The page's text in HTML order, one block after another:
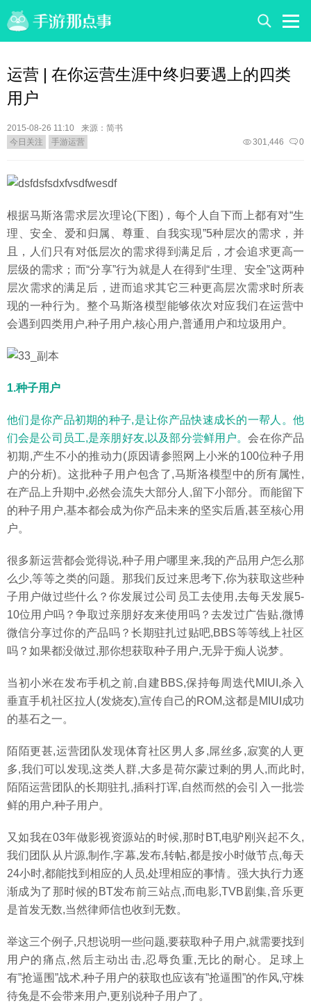
运营 | 在你运营生涯中终归要遇上的四类
用户
2015-08-26 11:10
来源：简书
今日关注
手游运营 0
301,446
根据马斯洛需求层次理论(下图)，每个人自下而上都有对“生
理、安全、爱和归属、尊重、自我实现”5种层次的需求，并
且，人们只有对低层次的需求得到满足后，才会追求更高一
层级的需求；而“分享”行为就是人在得到“生理、安全”这两种
层次需求的满足后，进而追求其它三种更高层次需求时所表
现的一种行为。整个马斯洛模型能够依次对应我们在运营中
会遇到四类用户,种子用户,核心用户,普通用户和垃圾用户。
1.种子用户
他们是你产品初期的种子,是让你产品快速成长的一帮人。他
们会是公司员工,是亲朋好友,以及部分尝鲜用户。会在你产品
初期,产生不小的推动力(原因请参照网上小米的100位种子用
户的分析)。这批种子用户包含了,马斯洛模型中的所有属性,
在产品上升期中,必然会流失大部分人,留下小部分。而能留下
的种子用户,基本都会成为你产品未来的坚实后盾,甚至核心用
户。
很多新运营都会觉得说,种子用户哪里来,我的产品用户怎么那
么少,等等之类的问题。那我们反过来思考下,你为获取这些种
子用户做过些什么？你发展过公司员工去使用,去每天发展5-
10位用户吗？争取过亲朋好友来使用吗？去发过广告贴,微博
微信分享过你的产品吗？长期驻扎过贴吧,BBS等等线上社区
吗？如果都没做过,那你想获取种子用户,无异于痴人说梦。
当初小米在发布手机之前,自建BBS,保持每周迭代MIUI,杀入
垂直手机社区拉人(发烧友),宣传自己的ROM,这都是MIUI成功
的基石之一。
陌陌更甚,运营团队发现体育社区男人多,屌丝多,寂寞的人更
多,我们可以发现,这类人群,大多是荷尔蒙过剩的男人,而此时,
陌陌运营团队的长期驻扎,插科打诨,自然而然的会引入一批尝
鲜的用户,种子用户。
又如我在03年做影视资源站的时候,那时BT,电驴刚兴起不久,
我们团队从片源,制作,字幕,发布,转帖,都是按小时做节点,每天
24小时,都能找到相应的人员,处理相应的事情。强大执行力逐
渐成为了那时候的BT发布前三站点,而电影,TVB剧集,音乐更
是首发无数,当然律师信也收到无数。
举这三个例子,只想说明一些问题,要获取种子用户,就需要找到
用户的痛点,然后主动出击,忍辱负重,无比的耐心。足球上
有”抢逼围”战术,种子用户的获取也应该有”抢逼围”的作风,守株
待兔是不会带来用户,更别说种子用户了。